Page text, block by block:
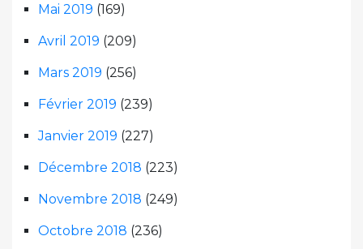
Mai 2019 (169)
Avril 2019 (209)
Mars 2019 (256)
Février 2019 (239)
Janvier 2019 (227)
Décembre 2018 (223)
Novembre 2018 (249)
Octobre 2018 (236)